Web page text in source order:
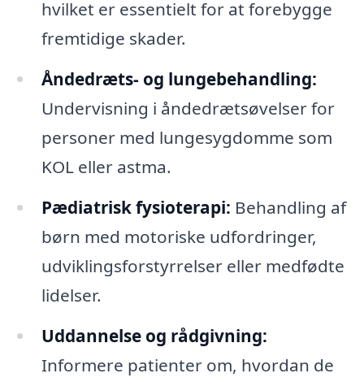
hvilket er essentielt for at forebygge
fremtidige skader.
Åndedræts- og lungebehandling:
Undervisning i åndedrætsøvelser for
personer med lungesygdomme som
KOL eller astma.
Pædiatrisk fysioterapi: Behandling af
børn med motoriske udfordringer,
udviklingsforstyrrelser eller medfødte
lidelser.
Uddannelse og rådgivning:
Informere patienter om, hvordan de